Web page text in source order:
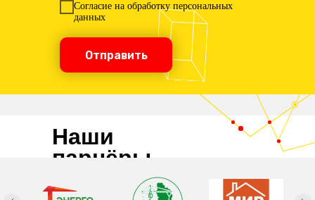
Согласие на обработку персональных
данных
Отправить
Наши
парнёры